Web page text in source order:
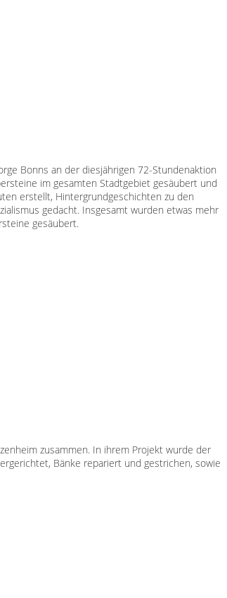
Bonns an der diesjährigen 72-Stundenaktion
im gesamten Stadtgebiet gesäubert und
erstellt, Hintergrundgeschichten zu den
gedacht. Insgesamt wurden etwas mehr
gesäubert.
zusammen. In ihrem Projekt wurde der
Bänke repariert und gestrichen, sowie